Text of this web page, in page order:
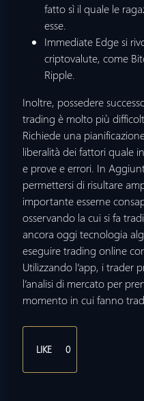
fatto sì il quale le
esse.
Immediate Edge si
criptovalute, come
Ripple.
Inoltre, possedere
trading è molto più
Richiede una
liberalità dei fattori quale
e prove e errori. In
permettersi di risultare
importante esserne
osservando la cui si fa
ancora oggi tecnologia
eseguire trading online
Utilizzando l’app, i trader
l’analisi di mercato per
momento in cui fanno
LIKE 0